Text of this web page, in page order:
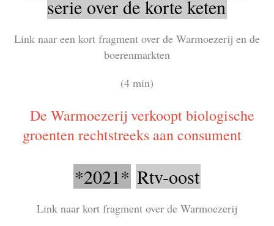
serie over de korte keten
Link naar een kort fragment over de Warmoezerij en de
boerenmarkten
(4 min)
De Warmoezerij verkoopt biologische
groenten rechtstreeks aan consument
*2021* Rtv-oost
Link naar kort fragment over de Warmoezerij